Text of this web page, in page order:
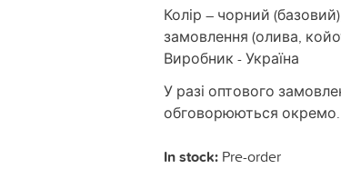
Колір – чорний
замовлення (олива,
Виробник - Україна
У разі оптового
обговорюються окремо.
In stock: Pre-order